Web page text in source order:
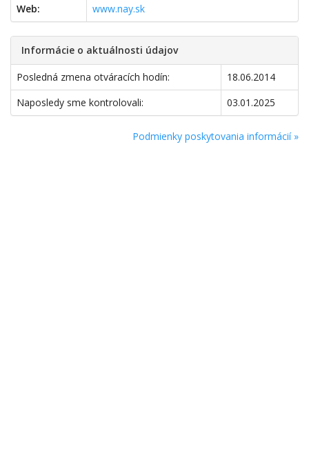
Web:
www.nay.sk
Informácie o aktuálnosti údajov
Posledná zmena otváracích hodín:
18.06.2014
Naposledy sme kontrolovali:
03.01.2025
Podmienky poskytovania informácií »